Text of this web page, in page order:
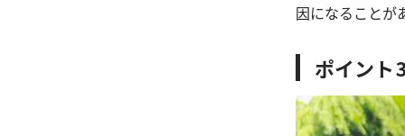
因になることが
ポイント